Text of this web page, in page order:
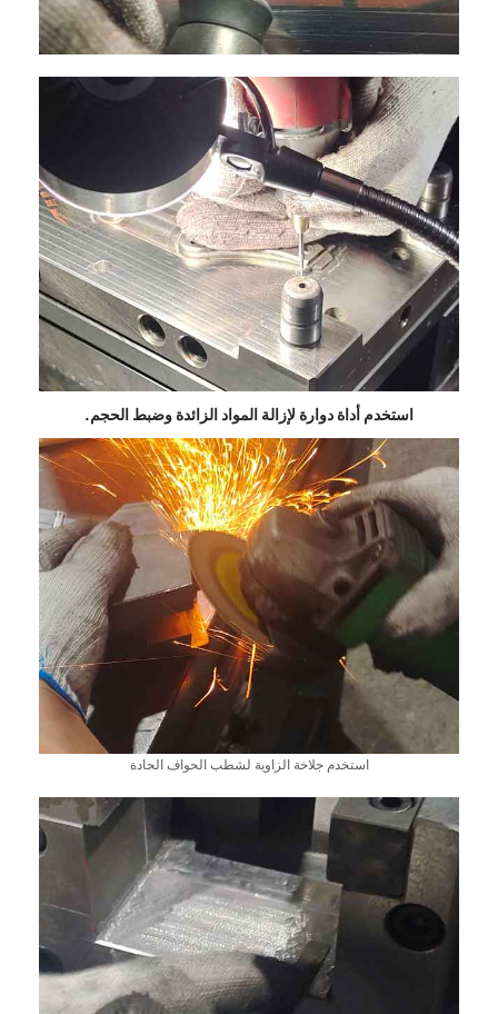
استخدم أداة دوارة لإزالة المواد الزائدة وضبط الحجم.
استخدم جلاخة الزاوية لشطب الحواف الحادة